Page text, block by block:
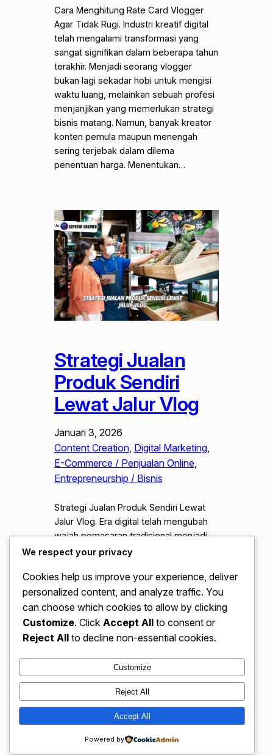
Cara Menghitung Rate Card Vlogger
Agar Tidak Rugi. Industri kreatif digital
telah mengalami transformasi yang
sangat signifikan dalam beberapa tahun
terakhir. Menjadi seorang vlogger
bukan lagi sekadar hobi untuk mengisi
waktu luang, melainkan sebuah profesi
menjanjikan yang memerlukan strategi
bisnis matang. Namun, banyak kreator
konten pemula maupun menengah
sering terjebak dalam dilema
penentuan harga. Menentukan…
Strategi Jualan
Produk Sendiri
Lewat Jalur Vlog
Januari 3, 2026
Content Creation, Digital Marketing
E-Commerce / Penjualan Online
Entrepreneurship / Bisnis
Strategi Jualan Produk Sendiri Lewat
Jalur Vlog. Era digital telah mengubah
wajah pemasaran tradisional menjadi
jauh lebih personal dan interaktif. Salah
adalah pemanfaatan video blog atau
vlog sebagai medium utama untuk
memasarkan produk buatan sendiri.
Strategi jualan produk sendiri lewat jalur
vlog tidak hanya mengandalkan visual
VidBloggerNation.com – Tips &
Trik Jadi Vlogger Sukses
Instagram
X
We respect your privacy
Cookies help us improve your experience, deliver
personalized content, and analyze traffic. You
can choose which cookies to allow by clicking
Customize. Click Accept All to consent or
Reject All to decline non-essential cookies.
Customize
Reject All
Accept All
Powered by